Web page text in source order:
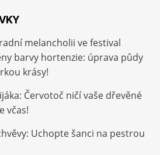
melancholii ve festival
barvy hortenzie: úprava půdy
krásy!
Červotoč ničí vaše dřevěné
včas!
Uchopte šanci na pestrou